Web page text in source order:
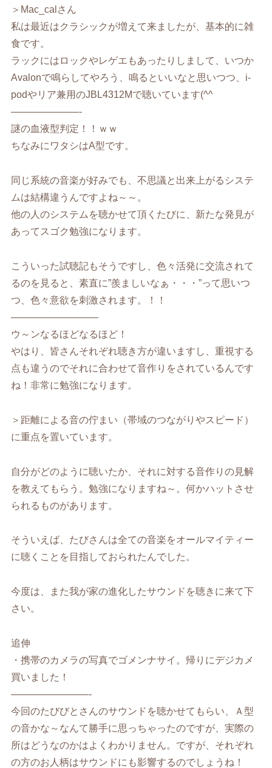
＞Mac_calさん
私は最近はクラシックが増えて来ましたが、基本的に雑
食です。
ラックにはロックやレゲエもあったりしまして、いつか
Avalonで鳴らしてやろう、鳴るといいなと思いつつ、i-
podやリア兼用のJBL4312Mで聴いています(^^ゞ
———————-
謎の血液型判定！！ｗｗ
ちなみにワタシはA型です。
同じ系統の音楽が好みでも、不思議と出来上がるシステ
ムは結構違うんですよね～～。
他の人のシステムを聴かせて頂くたびに、新たな発見が
あってスゴク勉強になります。
こういった試聴記もそうですし、色々活発に交流されて
るのを見ると、素直に”羨ましいなぁ・・・”って思いつ
つ、色々意欲を刺激されます。！！
—————————
ウ～ンなるほどなるほど！
やはり、皆さんそれぞれ聴き方が違いますし、重視する
点も違うのでそれに合わせて音作りをされているんです
ね！非常に勉強になります。
＞距離による音の佇まい（帯域のつながりやスピード）
に重点を置いています。
自分がどのように聴いたか、それに対する音作りの見解
を教えてもらう。勉強になりますね～。何かハットさせ
られるものがあります。
そういえば、たびさんは全ての音楽をオールマイティー
に聴くことを目指しておられたんでした。
今度は、また我が家の進化したサウンドを聴きに来て下
さい。
追伸
・携帯のカメラの写真でゴメンナサイ。帰りにデジカメ
買いました！
————————-
今回のたびびとさんのサウンドを聴かせてもらい、Ａ型
の音かな～なんて勝手に思っちゃったのですが、実際の
所はどうなのかはよくわかりません。ですが、それぞれ
の方のお人柄はサウンドにも影響するのでしょうね！